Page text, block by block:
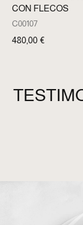
CON FLECOS
C00107
480,00 €